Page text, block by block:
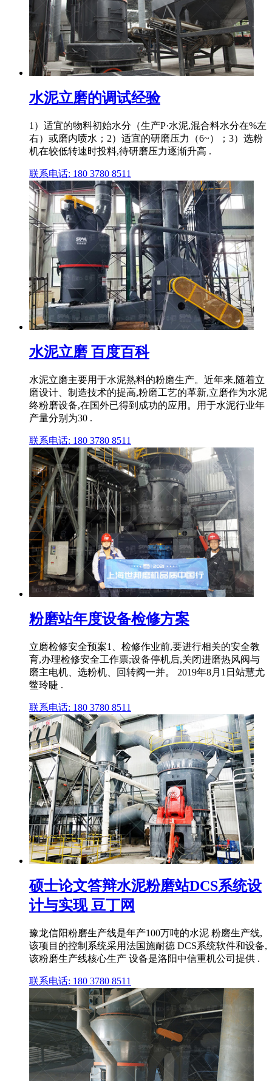
水泥立磨的调试经验
1）适宜的物料初始水分（生产P·水泥,混合料水分在%左
右）或磨内喷水；2）适宜的研磨压力（6~）；3）选粉
机在较低转速时投料,待研磨压力逐渐升高 .
联系电话: 180 3780 8511
水泥立磨 百度百科
水泥立磨主要用于水泥熟料的粉磨生产。近年来,随着立
磨设计、制造技术的提高,粉磨工艺的革新,立磨作为水泥
终粉磨设备,在国外已得到成功的应用。用于水泥行业年
产量分别为30 .
联系电话: 180 3780 8511
粉磨站年度设备检修方案
立磨检修安全预案1、检修作业前,要进行相关的安全教
育,办理检修安全工作票;设备停机后,关闭进磨热风阀与
磨主电机、选粉机、回转阀一并。 2019年8月1日站慧尤
鳖玲睫 .
联系电话: 180 3780 8511
硕士论文答辩水泥粉磨站DCS系统设
计与实现 豆丁网
豫龙信阳粉磨生产线是年产100万吨的水泥 粉磨生产线,
该项目的控制系统采用法国施耐德 DCS系统软件和设备,
该粉磨生产线核心生产 设备是洛阳中信重机公司提供 .
联系电话: 180 3780 8511